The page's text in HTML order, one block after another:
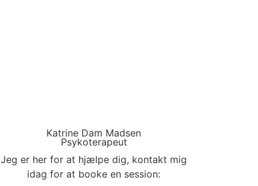
Katrine Dam Madsen
Psykoterapeut
Jeg er her for at hjælpe dig, kontakt mig
idag for at booke en session: